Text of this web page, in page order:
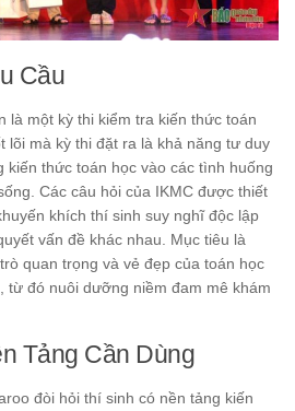
Cầu
là một kỳ thi kiểm tra kiến thức toán
lõi mà kỳ thi đặt ra là khả năng tư duy
kiến thức toán học vào các tình huống
Các câu hỏi của IKMC được thiết
khích thí sinh suy nghĩ độc lập
vấn đề khác nhau. Mục tiêu là
quan trọng và vẻ đẹp của toán học
từ đó nuôi dưỡng niềm đam mê khám
Tảng Cần Dùng
đòi hỏi thí sinh có nền tảng kiến